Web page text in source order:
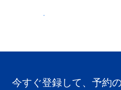
掲載を開始する
今すぐ登録して、予約